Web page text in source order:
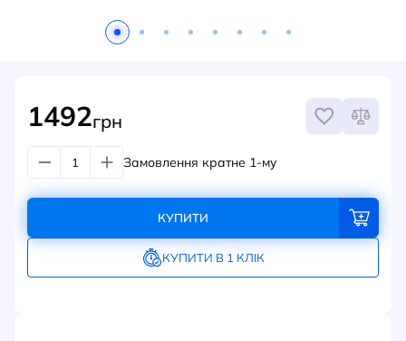
1492грн
Замовлення кратне 1-му
КУПИТИ
КУПИТИ В 1 КЛІК